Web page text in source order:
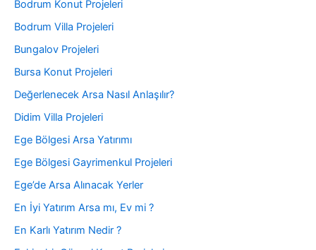
Bodrum Konut Projeleri
Bodrum Villa Projeleri
Bungalov Projeleri
Bursa Konut Projeleri
Değerlenecek Arsa Nasıl Anlaşılır?
Didim Villa Projeleri
Ege Bölgesi Arsa Yatırımı
Ege Bölgesi Gayrimenkul Projeleri
Ege’de Arsa Alınacak Yerler
En İyi Yatırım Arsa mı, Ev mi ?
En Karlı Yatırım Nedir ?